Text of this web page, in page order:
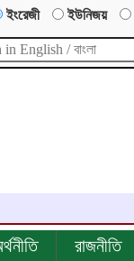
ইংরেজী ইউনিজয়
রাজনীতি